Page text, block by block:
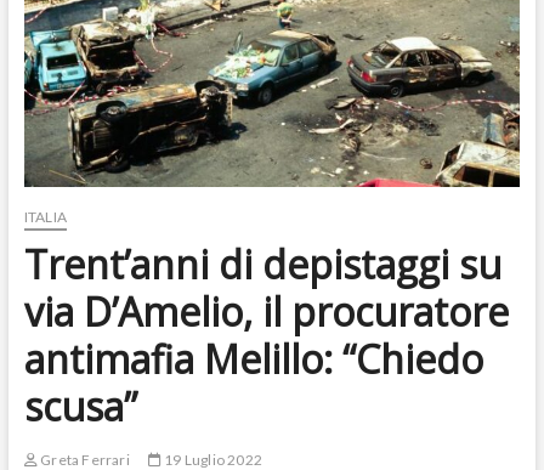
ITALIA
Trent’anni di depistaggi su
via D’Amelio, il procuratore
antimafia Melillo: “Chiedo
scusa”
Greta Ferrari 19 Luglio 2022